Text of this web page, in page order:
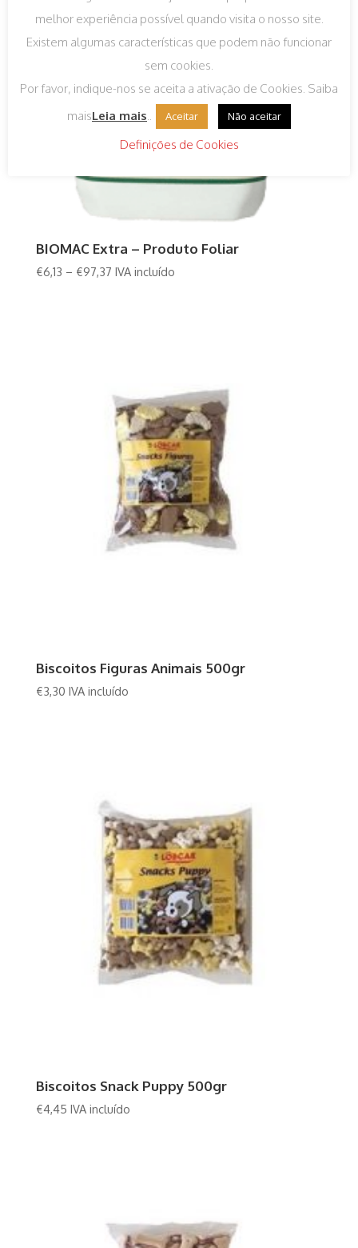
BIOMAC Extra – Produto Foliar
€6,13 – €97,37 IVA incluído
Biscoitos Figuras Animais 500gr
€3,30 IVA incluído
Biscoitos Snack Puppy 500gr
€4,45 IVA incluído
melhor experiência possível quando visita o nosso site.
Existem algumas características que podem não funcionar
sem cookies.
Por favor, indique-nos se aceita a ativação de Cookies. Saiba
maisLeia mais Aceitar Não aceitar
Definições de Cookies